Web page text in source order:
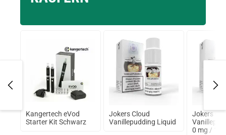
Kangertech eVod
Starter Kit Schwarz
Jokers Cloud
Vanillepudding Liquid
Jokers
0 mg /